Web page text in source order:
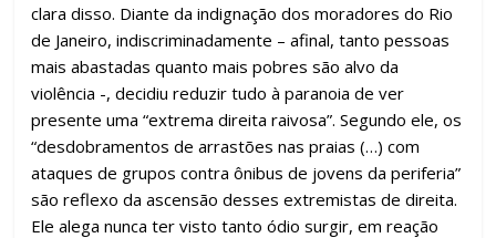
clara disso. Diante da indignação dos moradores do Rio
de Janeiro, indiscriminadamente – afinal, tanto pessoas
mais abastadas quanto mais pobres são alvo da
violência -, decidiu reduzir tudo à paranoia de ver
presente uma “extrema direita raivosa”. Segundo ele, os
“desdobramentos de arrastões nas praias (…) com
ataques de grupos contra ônibus de jovens da periferia”
são reflexo da ascensão desses extremistas de direita.
Ele alega nunca ter visto tanto ódio surgir, em reação